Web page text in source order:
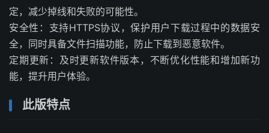
定，减少掉线和失败的可能性。
安全性：支持HTTPS协议，保护用户下载过程中的数据安
全，同时具备文件扫描功能，防止下载到恶意软件。
定期更新：及时更新软件版本，不断优化性能和增加新功
能，提升用户体验。
此版特点